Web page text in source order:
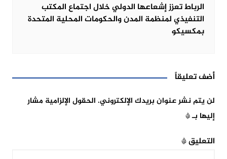
الرباط تعزز إشعاعها الدولي خلال اجتماع المكتب
التنفيذي لمنظمة المدن والحكومات المحلية المتحدة
بمكسيكو
أضف تعليقاً
لن يتم نشر عنوان بريدك الإلكتروني. الحقول الإلزامية مشار
إليها بـ*
التعليق*